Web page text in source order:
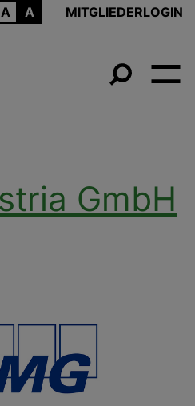
MITGLIEDERLOGIN
GmbH